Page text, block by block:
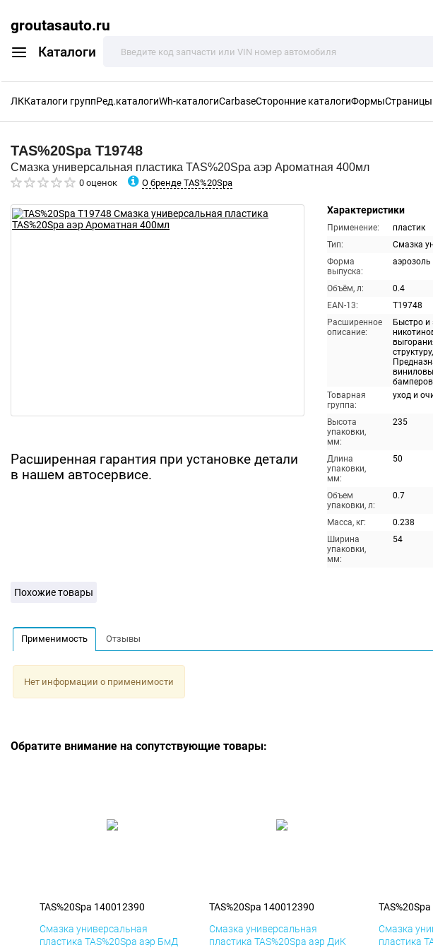
groutasauto.ru
Каталоги
ЛККаталоги группРед.каталогиWh-каталогиCarbaseСторонние каталогиФормыСтраницы
TAS%20Spa T19748
Смазка универсальная пластика TAS%20Spa аэр Ароматная 400мл
0 оценок О бренде TAS%20Spa
Расширенная гарантия при установке детали
в нашем автосервисе.
Характеристики
Применение:
пластик
Тип:
Смазка
Форма
выпуска:
аэрозоль
Объём, л:
0.4
EAN-13:
T19748
Расширенное
описание:
Быстро и
Товарная
группа:
уход и
Высота
упаковки,
мм:
235
Длина
упаковки,
мм:
50
Объем
упаковки, л:
0.7
Масса, кг:
0.238
Ширина
упаковки,
мм:
54
Похожие товары
Применимость Отзывы
Нет информации о применимости
Обратите внимание на сопутствующие товары:
TAS%20Spa 140012390
Смазка универсальная
пластика TAS%20Spa аэр БмД
TAS%20Spa 140012390
Смазка универсальная
пластика TAS%20Spa аэр ДиК
Смазка
пластика